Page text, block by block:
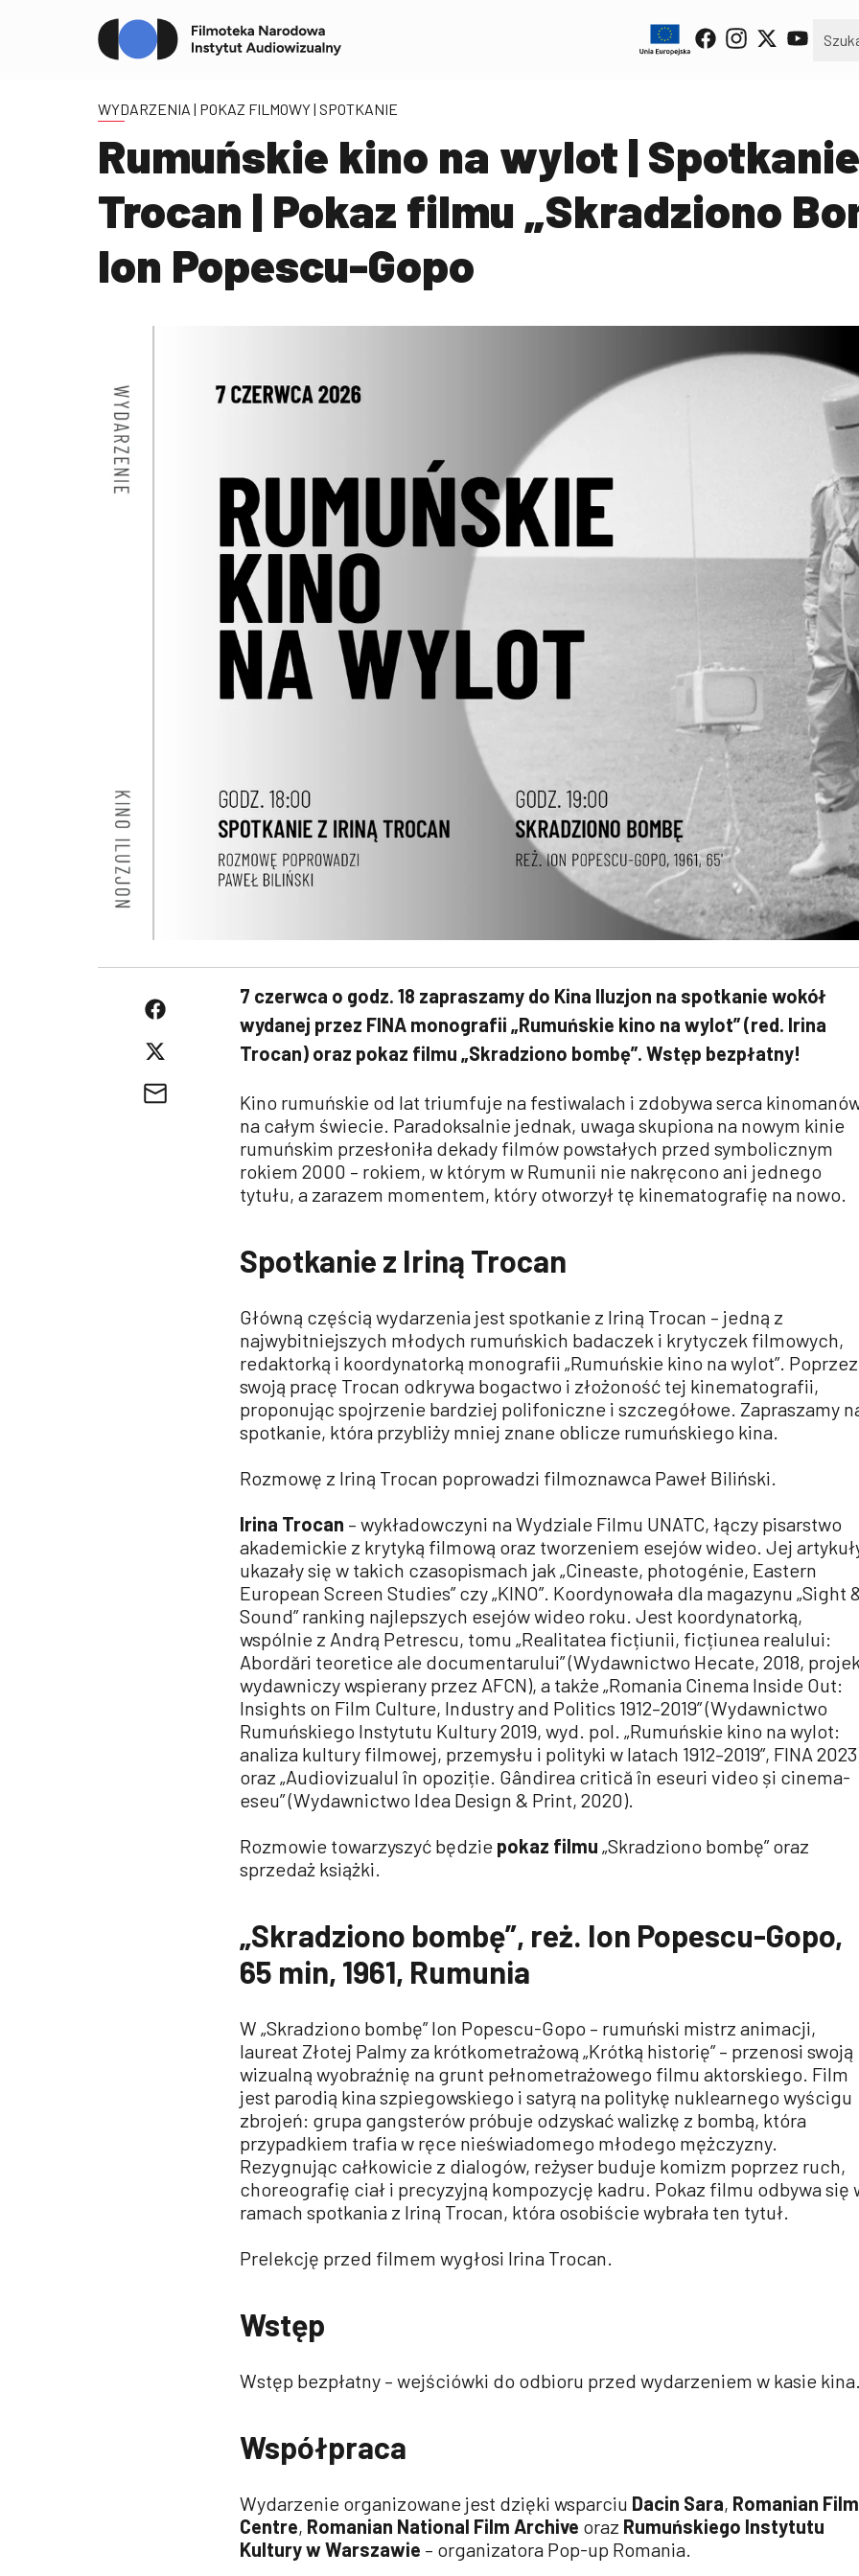
WYDARZENIA | POKAZ FILMOWY | SPOTKANIE
Rumuńskie kino na wylot |
Trocan | Pokaz filmu „Skradziono
Ion Popescu-Gopo
7 czerwca o godz. 18 zapraszamy do Kina Iluzjon na spotkanie wokół
wydanej przez FINA monografii „Rumuńskie kino na wylot” (red. Irina
Trocan) oraz pokaz filmu „Skradziono bombę”. Wstęp bezpłatny!
Kino rumuńskie od lat triumfuje na festiwalach i zdobywa serca
na całym świecie. Paradoksalnie jednak, uwaga skupiona na nowym kinie
rumuńskim przesłoniła dekady filmów powstałych przed symbolicznym
rokiem 2000 – rokiem, w którym w Rumunii nie nakręcono ani jednego
tytułu, a zarazem momentem, który otworzył tę kinematografię na nowo.
Spotkanie z Iriną Trocan
Główną częścią wydarzenia jest spotkanie z Iriną Trocan – jedną z
najwybitniejszych młodych rumuńskich badaczek i krytyczek filmowych,
redaktorką i koordynatorką monografii „Rumuńskie kino na wylot”. Poprzez
swoją pracę Trocan odkrywa bogactwo i złożoność tej kinematografii,
proponując spojrzenie bardziej polifoniczne i szczegółowe. Zapraszamy
spotkanie, która przybliży mniej znane oblicze rumuńskiego kina.
Rozmowę z Iriną Trocan poprowadzi filmoznawca Paweł Biliński.
Irina Trocan – wykładowczyni na Wydziale Filmu UNATC, łączy pisarstwo
akademickie z krytyką filmową oraz tworzeniem esejów wideo. Jej
ukazały się w takich czasopismach jak „Cineaste, photogénie, Eastern
European Screen Studies” czy „KINO”. Koordynowała dla magazynu „Sight
Sound” ranking najlepszych esejów wideo roku. Jest koordynatorką,
wspólnie z Andrą Petrescu, tomu „Realitatea ficțiunii, ficțiunea realului:
Abordări teoretice ale documentarului” (Wydawnictwo Hecate, 2018,
wydawniczy wspierany przez AFCN), a także „Romania Cinema Inside Out:
Insights on Film Culture, Industry and Politics 1912–2019” (Wydawnictwo
Rumuńskiego Instytutu Kultury 2019, wyd. pol. „Rumuńskie kino na wylot:
analiza kultury filmowej, przemysłu i polityki w latach 1912–2019”, FINA
oraz „Audiovizualul în opoziție. Gândirea critică în eseuri video și cinema-
eseu” (Wydawnictwo Idea Design & Print, 2020).
Rozmowie towarzyszyć będzie pokaz filmu „Skradziono bombę” oraz
sprzedaż książki.
„Skradziono bombę”, reż. Ion Popescu-Gopo,
65 min, 1961, Rumunia
W „Skradziono bombę” Ion Popescu-Gopo – rumuński mistrz animacji,
laureat Złotej Palmy za krótkometrażową „Krótką historię” – przenosi swoją
wizualną wyobraźnię na grunt pełnometrażowego filmu aktorskiego. Film
jest parodią kina szpiegowskiego i satyrą na politykę nuklearnego wyścigu
zbrojeń: grupa gangsterów próbuje odzyskać walizkę z bombą, która
przypadkiem trafia w ręce nieświadomego młodego mężczyzny.
Rezygnując całkowicie z dialogów, reżyser buduje komizm poprzez ruch,
choreografię ciał i precyzyjną kompozycję kadru. Pokaz filmu odbywa się
ramach spotkania z Iriną Trocan, która osobiście wybrała ten tytuł.
Prelekcję przed filmem wygłosi Irina Trocan.
Wstęp
Wstęp bezpłatny – wejściówki do odbioru przed wydarzeniem w kasie
Współpraca
Wydarzenie organizowane jest dzięki wsparciu Dacin Sara, Romanian Film
Centre, Romanian National Film Archive oraz Rumuńskiego Instytutu
Kultury w Warszawie – organizatora Pop-up Romania.